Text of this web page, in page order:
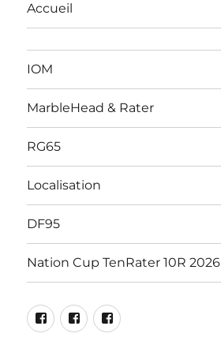
Accueil
IOM
MarbleHead & Rater
RG65
Localisation
DF95
Nation Cup TenRater 10R 2026
Facebook
Marblehead
RG65
Racing
DF95